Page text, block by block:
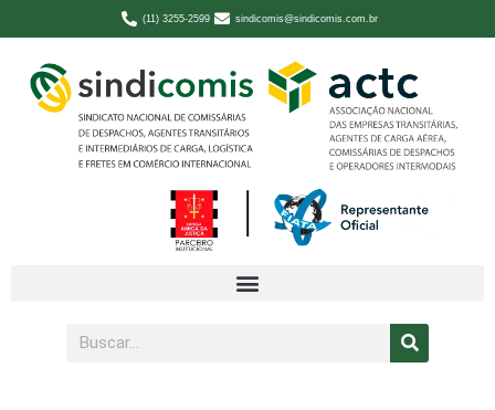
(11) 3255-2599 sindicomis@sindicomis.com.br